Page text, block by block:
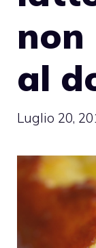
non
al
Luglio 20,